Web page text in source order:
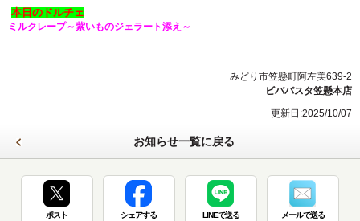
本日のドルチェ
ミルクレープ～紫いものジェラート添え～
みどり市笠懸町阿左美639-2
ビバパスタ笠懸本店
更新日:2025/10/07
お知らせ一覧に戻る
ポスト シェアする LINEで送る メールで送る